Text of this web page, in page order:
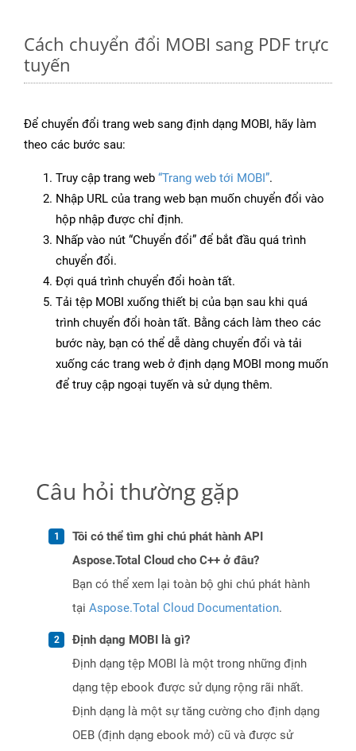
Cách chuyển đổi MOBI sang PDF trực
tuyến
Để chuyển đổi trang web sang định dạng MOBI, hãy làm
theo các bước sau:
Truy cập trang web “Trang web tới MOBI”.
Nhập URL của trang web bạn muốn chuyển đổi vào
hộp nhập được chỉ định.
Nhấp vào nút “Chuyển đổi” để bắt đầu quá trình
chuyển đổi.
Đợi quá trình chuyển đổi hoàn tất.
Tải tệp MOBI xuống thiết bị của bạn sau khi quá
trình chuyển đổi hoàn tất. Bằng cách làm theo các
bước này, bạn có thể dễ dàng chuyển đổi và tải
xuống các trang web ở định dạng MOBI mong muốn
để truy cập ngoại tuyến và sử dụng thêm.
Câu hỏi thường gặp
Tôi có thể tìm ghi chú phát hành API
Aspose.Total Cloud cho C++ ở đâu?
Bạn có thể xem lại toàn bộ ghi chú phát hành
tại Aspose.Total Cloud Documentation.
Định dạng MOBI là gì?
Định dạng tệp MOBI là một trong những định
dạng tệp ebook được sử dụng rộng rãi nhất.
Định dạng là một sự tăng cường cho định dạng
OEB (định dạng ebook mở) cũ và được sử